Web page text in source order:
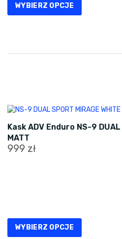
WYBIERZ OPCJE
Opcje
można
produktu
Kask ADV Enduro NS-9 DUAL
MATT
999 zł
WYBIERZ OPCJE
Opcje